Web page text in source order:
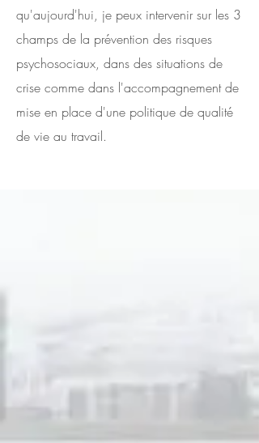
qu'aujourd'hui, je peux intervenir sur les 3
champs de la prévention des risques
psychosociaux, dans des situations de
crise comme dans l'accompagnement de
mise en place d'une politique de qualité
de vie au travail.